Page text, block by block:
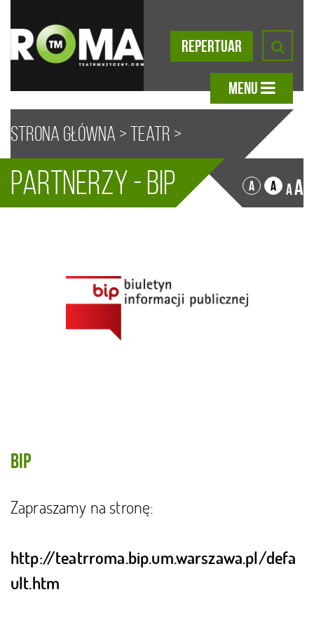
REPERTUAR
MENU
Strona główna >Teatr >
Partnerzy> BIP A A AA
Partnerzy - BIP
BIP
Zapraszamy na stronę:
http://teatrroma.bip.um.warszawa.pl/defa
ult.htm